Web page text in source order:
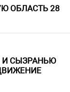
ОБЛАСТЬ 28
И СЫЗРАНЬЮ